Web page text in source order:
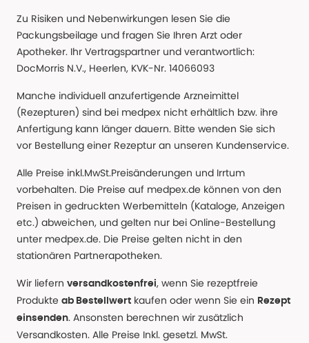
Zu Risiken und Nebenwirkungen lesen Sie die
Packungsbeilage und fragen Sie Ihren Arzt oder
Apotheker. Ihr Vertragspartner und verantwortlich:
DocMorris N.V., Heerlen, KVK-Nr. 14066093
Manche individuell anzufertigende Arzneimittel
(Rezepturen) sind bei medpex nicht erhältlich bzw. ihre
Anfertigung kann länger dauern. Bitte wenden Sie sich
vor Bestellung einer Rezeptur an unseren Kundenservice.
Alle Preise inkl.MwSt.Preisänderungen und Irrtum
vorbehalten. Die Preise auf medpex.de können von den
Preisen in gedruckten Werbemitteln (Kataloge, Anzeigen
etc.) abweichen, und gelten nur bei Online-Bestellung
unter medpex.de. Die Preise gelten nicht in den
stationären Partnerapotheken.
Wir liefern versandkostenfrei, wenn Sie rezeptfreie
Produkte ab Bestellwert kaufen oder wenn Sie ein Rezept
einsenden. Ansonsten berechnen wir zusätzlich
Versandkosten. Alle Preise Inkl. gesetzl. MwSt.